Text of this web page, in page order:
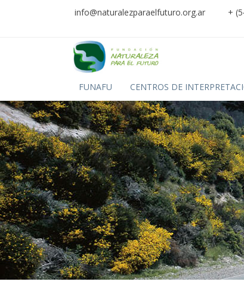
info@naturalezparaelfuturo.org.ar +
FUNAFU CENTROS DE